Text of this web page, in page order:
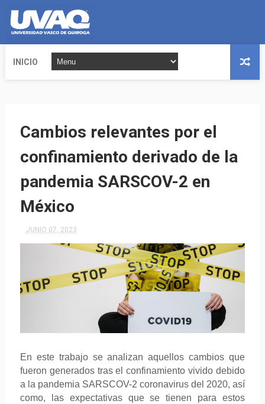
INICIO
Cambios relevantes por el
confinamiento derivado de la
pandemia SARSCOV-2 en
México
JUNIO 07, 2023
En este trabajo se analizan aquellos cambios que
fueron generados tras el confinamiento vivido debido
a la pandemia SARSCOV-2 coronavirus del 2020, así
como, las expectativas que se tienen para estos